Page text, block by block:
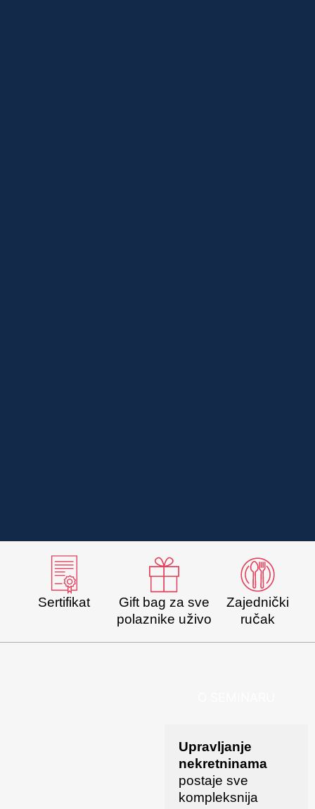
Sertifikat
Gift bag za sve
polaznike uživo
Zajednički
ručak
Upravljanje
nekretninama
postaje sve
kompleksnija